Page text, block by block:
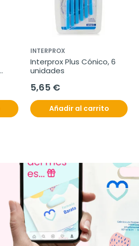
INTERPROX
Interprox Plus Cónico, 6
unidades
5,65 €
Añadir al carrito